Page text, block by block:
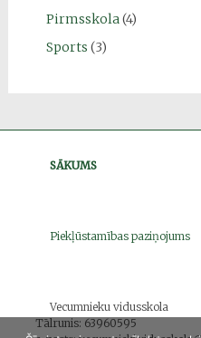
Pirmsskola(4)
Sports (3)
SĀKUMS
Piekļūstamības paziņojums
Vecumnieku vidusskola
Tālrunis: 63960595